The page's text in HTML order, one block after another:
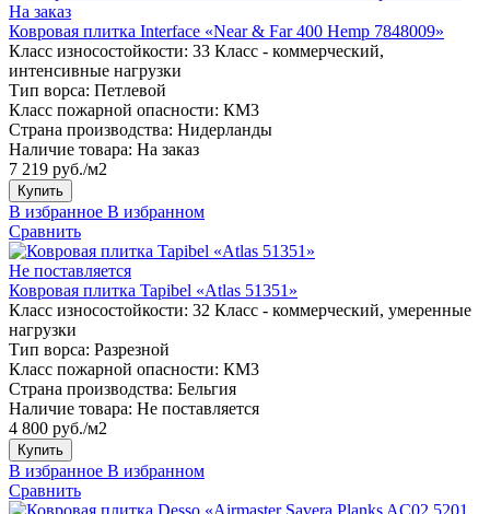
На заказ
Ковровая плитка Interface «Near & Far 400 Hemp 7848009»
Класс износостойкости: 33 Класс - коммерческий,
интенсивные нагрузки
Тип ворса: Петлевой
Класс пожарной опасности: КМ3
Страна производства: Нидерланды
Наличие товара: На заказ
7 219 руб./м2
Купить
В избранное В избранном
Сравнить
Не поставляется
Ковровая плитка Tapibel «Atlas 51351»
Класс износостойкости: 32 Класс - коммерческий, умеренные
нагрузки
Тип ворса: Разрезной
Класс пожарной опасности: КМ3
Страна производства: Бельгия
Наличие товара: Не поставляется
4 800 руб./м2
Купить
В избранное В избранном
Сравнить